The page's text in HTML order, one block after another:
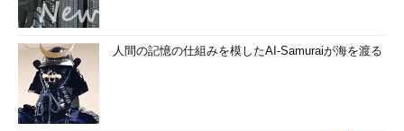
人間の記憶の仕組みを模したAI-Samuraiが海を渡る